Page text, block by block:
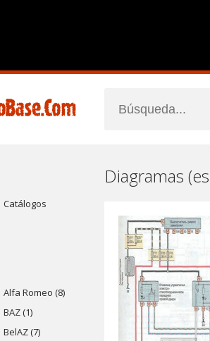
Diagramas
Catálogos
Alfa Romeo (8)
BAZ (1)
BelAZ (7)